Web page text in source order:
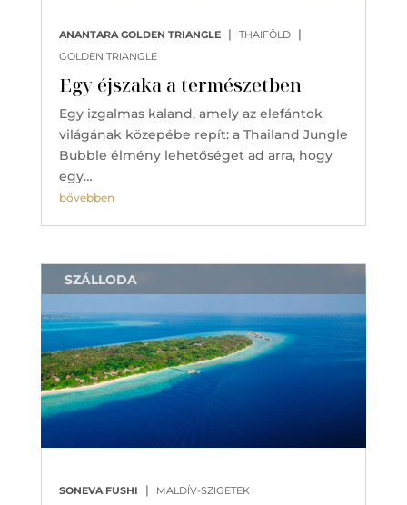
Egy éjszaka a természetben
ANANTARA GOLDEN TRIANGLE | THAIFÖLD |
GOLDEN TRIANGLE
Egy izgalmas kaland, amely az elefántok
világának közepébe repít: a Thailand Jungle
Bubble élmény lehetőséget ad arra, hogy
egy…
bővebben
SONEVA FUSHI | MALDÍV-SZIGETEK
SZÁLLODA